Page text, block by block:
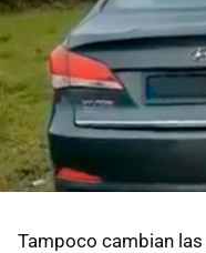
Tampoco cambian las